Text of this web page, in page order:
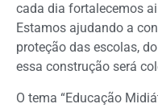
cada dia fortalecemos
Estamos ajudando a
proteção das escolas,
essa construção será
O tema “Educação